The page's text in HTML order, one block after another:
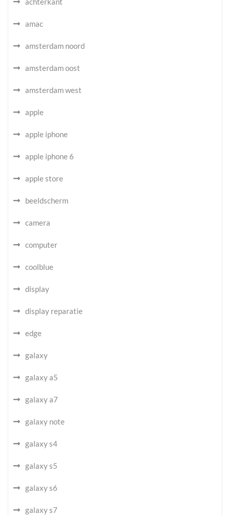
amac
amsterdam noord
amsterdam oost
amsterdam west
apple
apple iphone
apple iphone 6
apple store
beeldscherm
camera
computer
coolblue
display
display reparatie
edge
galaxy
galaxy a5
galaxy a7
galaxy note
galaxy s4
galaxy s5
galaxy s6
galaxy s7